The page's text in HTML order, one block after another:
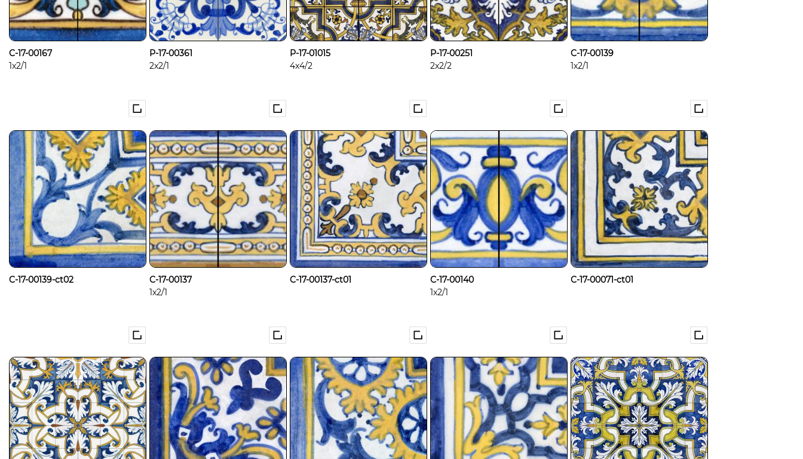
C-17-00167
1x2/1
P-17-00361
2x2/1
P-17-01015
4x4/2
P-17-00251
2x2/2
C-17-00139
1x2/1
C-17-00139-ct02
C-17-00137
1x2/1
C-17-00137-ct01
C-17-00140
1x2/1
C-17-00071-ct01